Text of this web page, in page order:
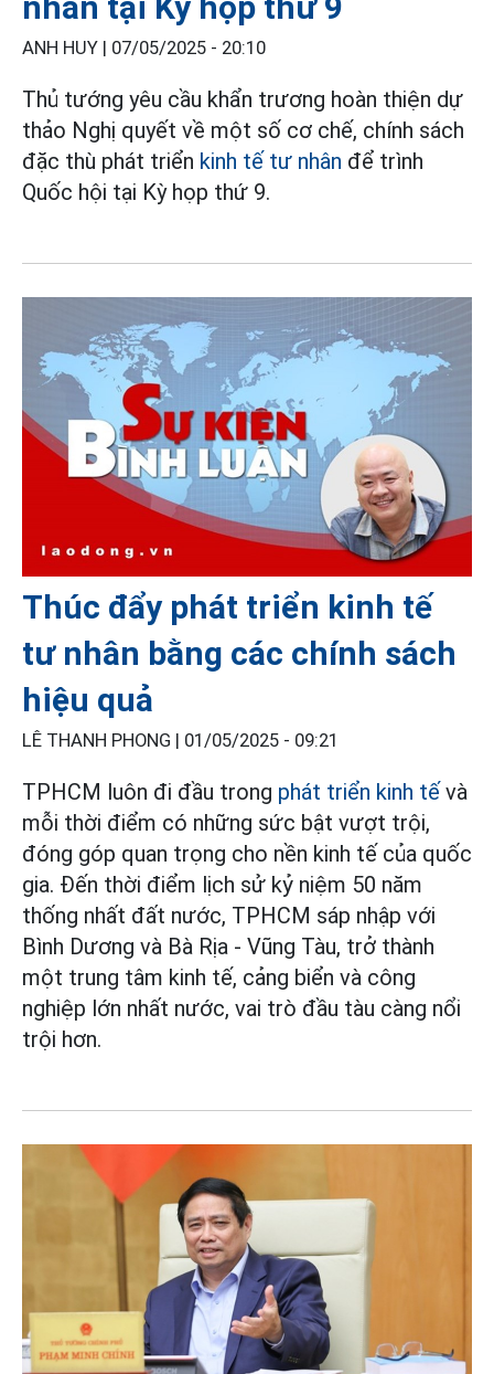
ANH HUY | 07/05/2025 - 20:10
Thủ tướng yêu cầu khẩn trương hoàn thiện dự
thảo Nghị quyết về một số cơ chế, chính sách
đặc thù phát triển kinh tế tư nhân để trình
Quốc hội tại Kỳ họp thứ 9.
Thúc đẩy phát triển kinh tế
tư nhân bằng các chính sách
hiệu quả
LÊ THANH PHONG | 01/05/2025 - 09:21
TPHCM luôn đi đầu trong phát triển kinh tế và
mỗi thời điểm có những sức bật vượt trội,
đóng góp quan trọng cho nền kinh tế của quốc
gia. Đến thời điểm lịch sử kỷ niệm 50 năm
thống nhất đất nước, TPHCM sáp nhập với
Bình Dương và Bà Rịa - Vũng Tàu, trở thành
một trung tâm kinh tế, cảng biển và công
nghiệp lớn nhất nước, vai trò đầu tàu càng nổi
trội hơn.